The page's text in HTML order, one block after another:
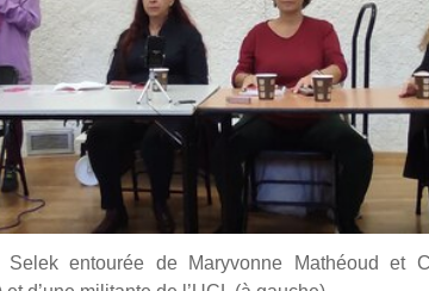
Selek entou­rée de Mary­vonne Mathéoud et